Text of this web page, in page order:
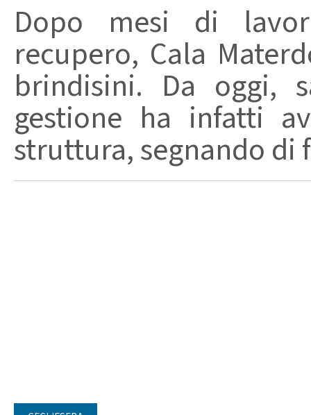
Dopo mesi di
recupero, Cala
brindisini. Da oggi,
gestione ha infatti
struttura, segnando di